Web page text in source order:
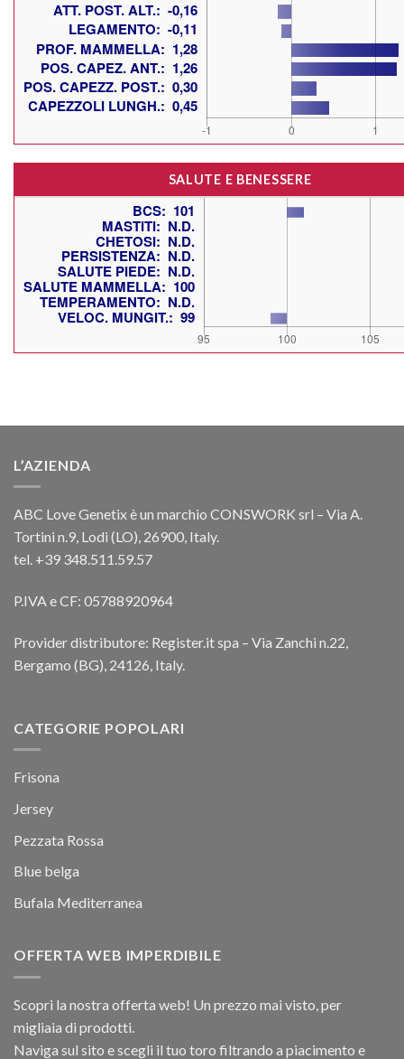
SALUTE E BENESSERE
L’AZIENDA
ABC Love Genetix è un marchio CONSWORK srl – Via A.
Tortini n.9, Lodi (LO), 26900, Italy.
tel. +39 348.511.59.57
P.IVA e CF: 05788920964
Provider distributore: Register.it spa – Via Zanchi n.22,
Bergamo (BG), 24126, Italy.
CATEGORIE POPOLARI
Frisona
Jersey
Pezzata Rossa
Blue belga
Bufala Mediterranea
OFFERTA WEB IMPERDIBILE
Scopri la nostra offerta web! Un prezzo mai visto, per
migliaia di prodotti.
Naviga sul sito e scegli il tuo toro filtrando a piacimento e